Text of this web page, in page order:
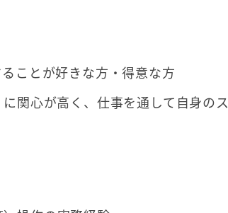
ことが好きな方・得意な方
関心が高く、仕事を通して自身のス